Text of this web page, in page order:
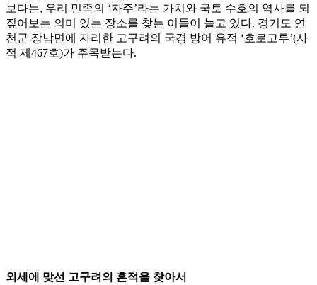
보다는, 우리 민족의 ‘자주’라는 가치와 국토 수호의 역사를 되
짚어보는 의미 있는 장소를 찾는 이들이 늘고 있다. 경기도 연
천군 장남면에 자리한 고구려의 국경 방어 유적 ‘호로고루’(사
적 제467호)가 주목받는다.
외세에 맞선 고구려의 흔적을 찾아서